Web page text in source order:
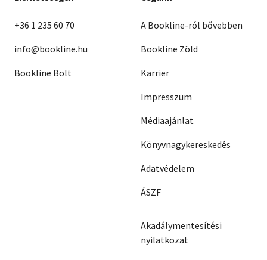
+36 1 235 60 70
info@bookline.hu
Bookline Bolt
A Bookline-ról bővebben
Bookline Zöld
Karrier
Impresszum
Médiaajánlat
Könyvnagykereskedés
Adatvédelem
ÁSZF
Akadálymentesítési
nyilatkozat